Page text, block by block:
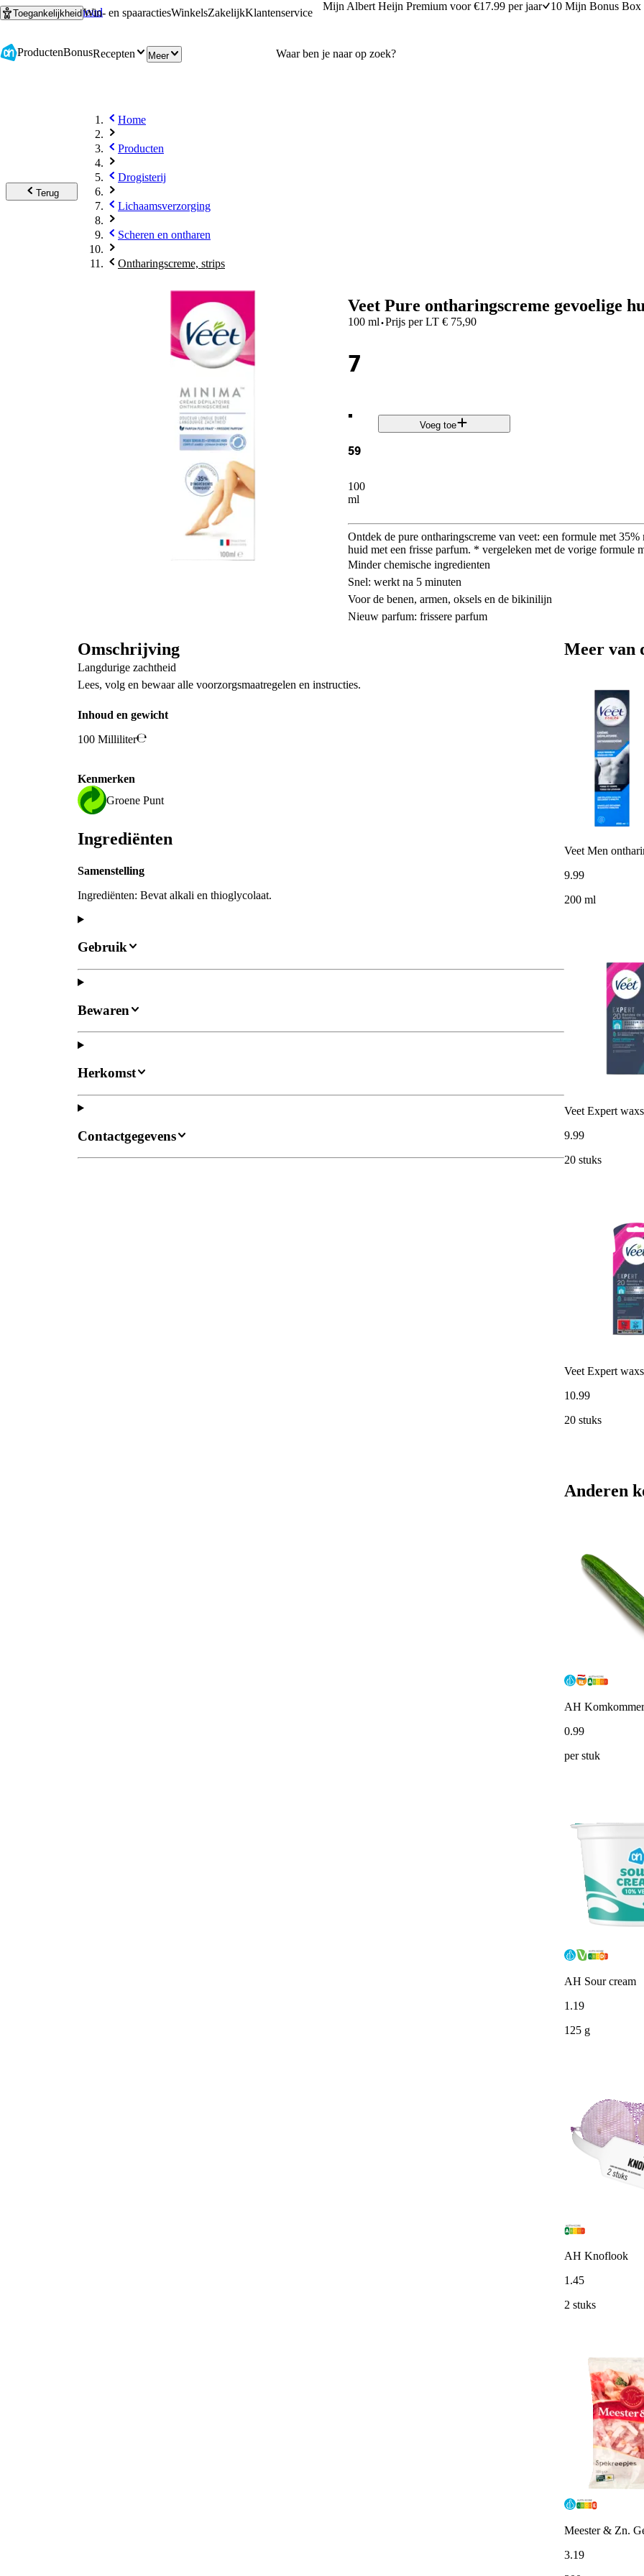
Ga naar hoofdinhoud
Ga naar zoeken
ToegankelijkheidWin- en spaaractiesWinkelsZakelijkKlantenservice
Mijn Albert Heijn Premium voor €17.99 per jaar 10 Mijn Bonus Box
ProductenBonusRecepten Meer
Terug
Home
Producten
Drogisterij
Lichaamsverzorging
Scheren en ontharen
Ontharingscreme, strips
Veet Pure ontharingscreme gevoelige
100 ml·Prijs per LT€ 75,90
7
.
59
100
ml
Voeg toe
Ontdek de pure ontharingscreme van veet: een formule met
huid met een frisse parfum. * vergeleken met de vorige formule
Minder chemische ingredienten
Snel: werkt na 5 minuten
Voor de benen, armen, oksels en de bikinilijn
Nieuw parfum: frissere parfum
Omschrijving
Langdurige zachtheid
Lees, volg en bewaar alle voorzorgsmaatregelen en instructies.
Inhoud en gewicht
100 Milliliter
Kenmerken
Groene Punt
Ingrediënten
Samenstelling
Ingrediënten: Bevat alkali en thioglycolaat.
Gebruik
Bewaren
Herkomst
Contactgegevens
Meer van
Veet Men
9.99
200 ml
Veet Expert
9.99
20 stuks
Veet Expert
10.99
20 stuks
Anderen
AH Komkommer
0.99
per stuk
AH Sour cream
1 .19
125 g
AH Knoflook
1 .45
2 stuks
Meester & Zn.
3.19